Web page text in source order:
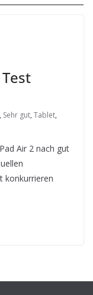
, Sehr gut, Tablet,
Air 2 nach gut
konkurrieren